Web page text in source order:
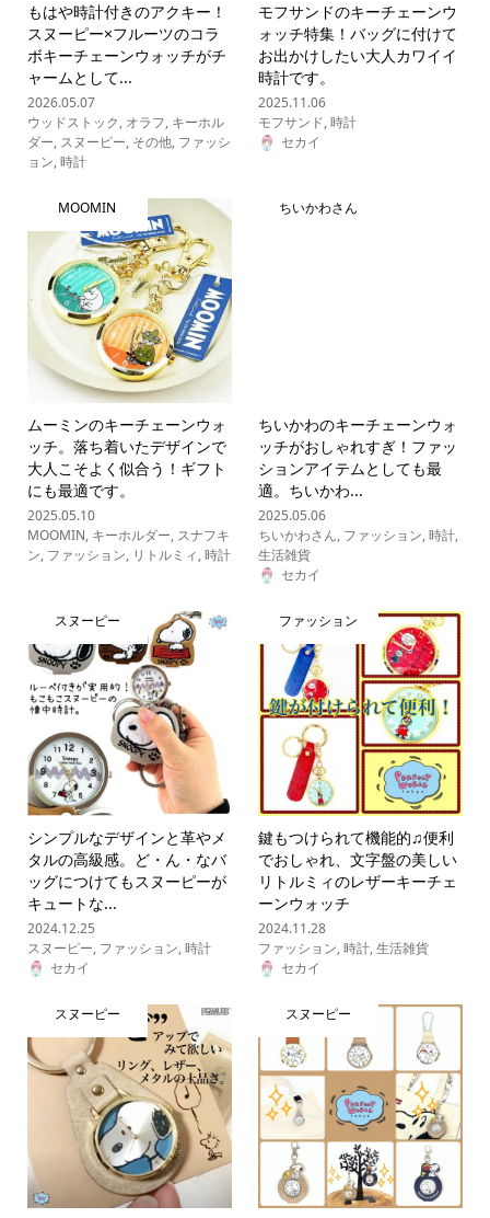
もはや時計付きのアクキー！
スヌーピー×フルーツのコラ
ボキーチェーンウォッチがチ
ャームとして...
2026.05.07
ウッドストック, オラフ, キーホル
ダー, スヌーピー, その他, ファッシ
ョン,時計
モフサンドのキーチェーンウ
ォッチ特集！バッグに付けて
お出かけしたい大人カワイイ
時計です。
2025.11.06
モフサンド,時計
セカイ
MOOMIN
ムーミンのキーチェーンウォ
ッチ。落ち着いたデザインで
大人こそよく似合う！ギフト
にも最適です。
2025.05.10
MOOMIN, キーホルダー, スナフキ
ン, ファッション, リトルミィ,時計
ちいかわさん
ちいかわのキーチェーンウォ
ッチがおしゃれすぎ！ファッ
ションアイテムとしても最
適。ちいかわ...
2025.05.06
ちいかわさん, ファッション,時計,
生活雑貨
セカイ
スヌーピー
シンプルなデザインと革やメ
タルの高級感。ど・ん・なバ
ッグにつけてもスヌーピーが
キュートな...
2024.12.25
スヌーピー, ファッション,時計
セカイ
ファッション
鍵もつけられて機能的♫便利
でおしゃれ、文字盤の美しい
リトルミィのレザーキーチェ
ーンウォッチ
2024.11.28
ファッション,時計,生活雑貨
セカイ
スヌーピー スヌーピー